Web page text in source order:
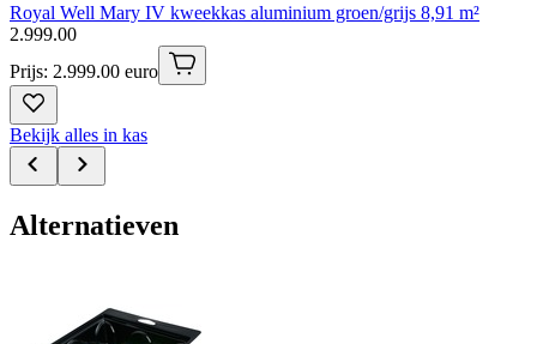
Royal Well Mary IV kweekkas aluminium groen/grijs 8,91 m²
2.999.00
Prijs: 2.999.00 euro
Bekijk alles in kas
Alternatieven